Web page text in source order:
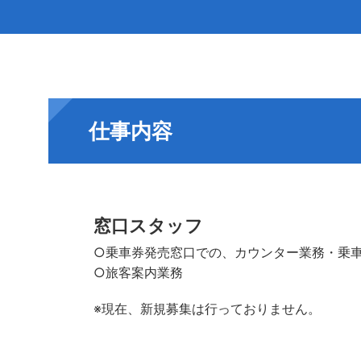
仕事内容
窓口スタッフ
○乗車券発売窓口での、カウンター業務・乗
○旅客案内業務
※現在、新規募集は行っておりません。